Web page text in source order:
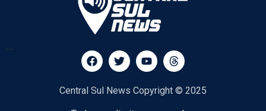
...
Central Sul News Copyright © 2025